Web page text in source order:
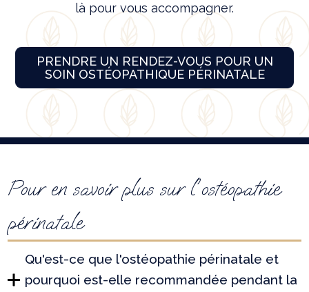
là pour vous accompagner.
PRENDRE UN RENDEZ-VOUS POUR UN
SOIN OSTÉOPATHIQUE PÉRINATALE
Pour en savoir plus sur l'ostéopathie
périnatale
Qu'est-ce que l'ostéopathie périnatale et
pourquoi est-elle recommandée pendant la